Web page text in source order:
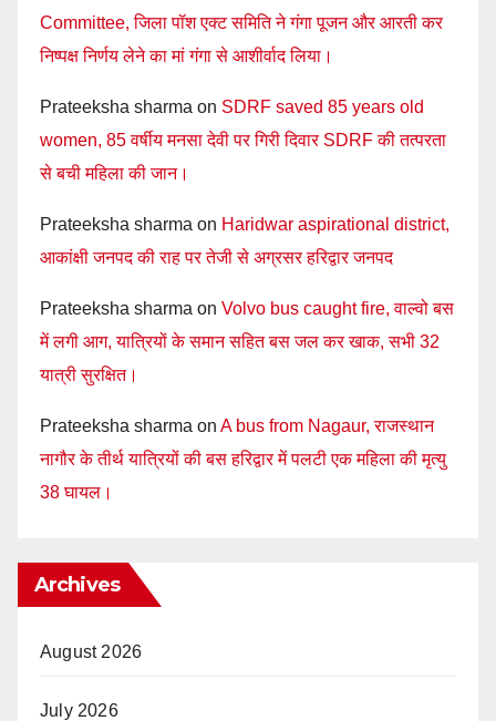
Committee, जिला पॉश एक्ट समिति ने गंगा पूजन और आरती कर
निष्पक्ष निर्णय लेने का मां गंगा से आशीर्वाद लिया।
Prateeksha sharma on SDRF saved 85 years old
women, 85 वर्षीय मनसा देवी पर गिरी दिवार SDRF की तत्परता
से बची महिला की जान।
Prateeksha sharma on Haridwar aspirational district,
आकांक्षी जनपद की राह पर तेजी से अग्रसर हरिद्वार जनपद
Prateeksha sharma on Volvo bus caught fire, वाल्वो बस
में लगी आग, यात्रियों के समान सहित बस जल कर खाक, सभी 32
यात्री सुरक्षित।
Prateeksha sharma on A bus from Nagaur, राजस्थान
नागौर के तीर्थ यात्रियों की बस हरिद्वार में पलटी एक महिला की मृत्यु
38 घायल।
Archives
August 2026
July 2026